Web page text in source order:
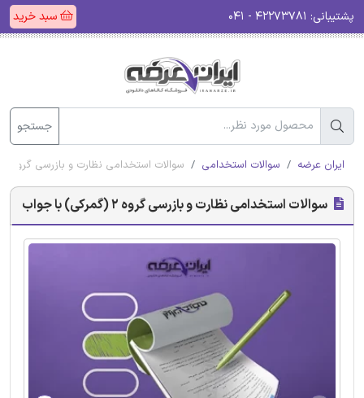
پشتیبانی: سبد خرید
جستجو
ایران عرضه سوالات استخدامی سوالات استخدامی نظارت و بازرسی گروه 2 (گمرکی) با جواب
سوالات استخدامی نظارت و بازرسی گروه 2 (گمرکی) با جواب